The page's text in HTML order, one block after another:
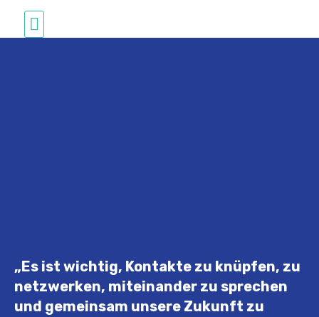
„Es ist wichtig, Kontakte zu knüpfen, zu
netzwerken, miteinander zu sprechen
und gemeinsam unsere Zukunft zu